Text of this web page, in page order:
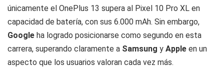
únicamente el OnePlus 13 supera al Pixel 10 Pro XL en
capacidad de batería, con sus 6.000 mAh. Sin embargo,
Google ha logrado posicionarse como segundo en esta
carrera, superando claramente a Samsung y Apple en un
aspecto que los usuarios valoran cada vez más.